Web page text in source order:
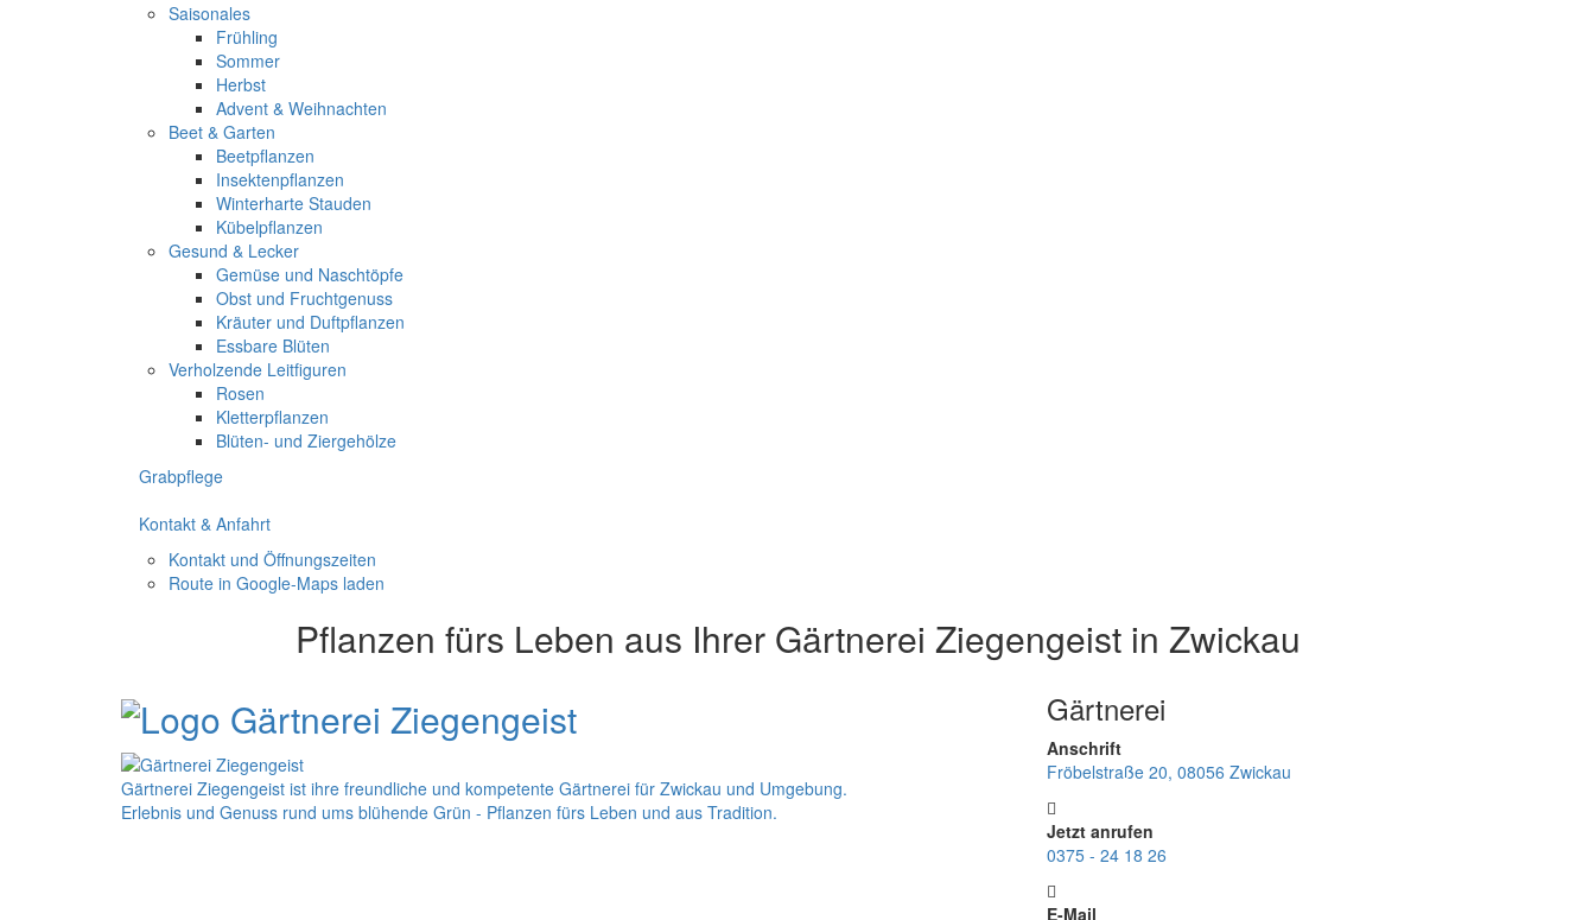
Saisonales
Frühling
Sommer
Herbst
Advent & Weihnachten
Beet & Garten
Beetpflanzen
Insektenpflanzen
Winterharte Stauden
Kübelpflanzen
Gesund & Lecker
Gemüse und Naschtöpfe
Obst und Fruchtgenuss
Kräuter und Duftpflanzen
Essbare Blüten
Verholzende Leitfiguren
Rosen
Kletterpflanzen
Blüten- und Ziergehölze
Grabpflege
Kontakt & Anfahrt
Kontakt und Öffnungszeiten
Route in Google-Maps laden
Pflanzen fürs Leben aus Ihrer Gärtnerei Ziegengeist in Zwickau
Gärtnerei Ziegengeist ist ihre freundliche und kompetente Gärtnerei für Zwickau und Umgebung.
Erlebnis und Genuss rund ums blühende Grün - Pflanzen fürs Leben und aus Tradition.
Gärtnerei
Anschrift
Fröbelstraße 20, 08056 Zwickau
Jetzt anrufen
0375 - 24 18 26
E-Mail